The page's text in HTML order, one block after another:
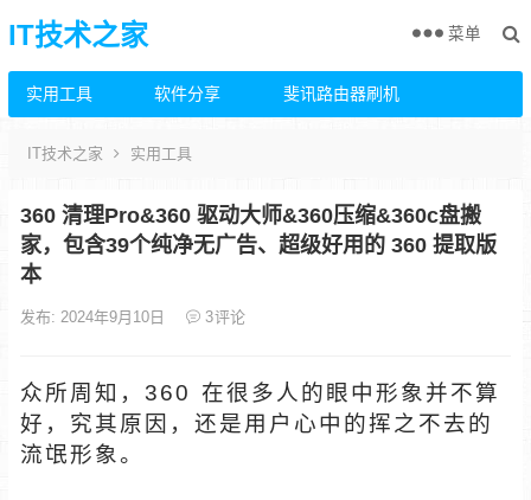
IT技术之家
实用工具 软件分享 斐讯路由器刷机
菜单
IT技术之家 实用工具
360 清理Pro&360 驱动大师&360压缩&360c盘搬
家，包含39个纯净无广告、超级好用的 360 提取版
本
发布: 2024年9月10日 3评论
众所周知，360 在很多人的眼中形象并不算
好，究其原因，还是用户心中的挥之不去的
流氓形象。